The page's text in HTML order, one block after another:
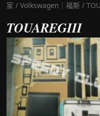
家 / Volkswagen｜福斯/
TOUAREGIII